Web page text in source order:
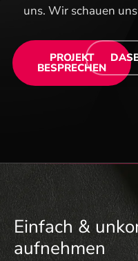
uns. Wir schauen
PROJEKT
BESPRECHEN
Einfach &
aufnehmen